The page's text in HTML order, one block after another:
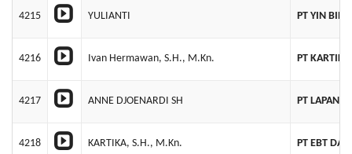
4215 YULIANTI PT YIN
4216 Ivan Hermawan, S.H., M.Kn. PT
4217 ANNE DJOENARDI SH PT LAPAN
4218 KARTIKA, S.H., M.Kn. PT EBT